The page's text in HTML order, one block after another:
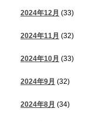
2024年12月 (33)
2024年11月 (32)
2024年10月 (33)
2024年9月 (32)
2024年8月 (34)